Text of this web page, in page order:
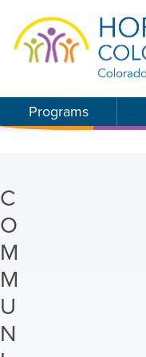
Programs
C
O
M
M
U
N